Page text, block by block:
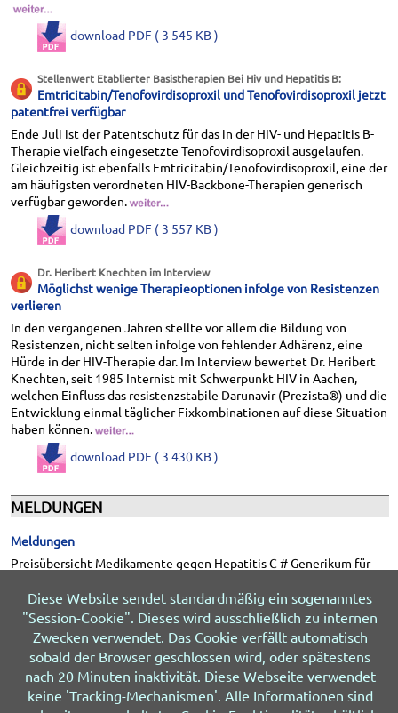
download PDF ( 3 545 KB )
Stellenwert Etablierter Basistherapien Bei Hiv und Hepatitis B:
Emtricitabin/Tenofovirdisoproxil und Tenofovirdisoproxil jetzt
patentfrei verfügbar
Ende Juli ist der Patentschutz für das in der HIV- und Hepatitis B-
Therapie vielfach eingesetzte Tenofovirdisoproxil ausgelaufen.
Gleichzeitig ist ebenfalls Emtricitabin/Tenofovirdisoproxil, eine der
am häufigsten verordneten HIV-Backbone-Therapien generisch
verfügbar geworden.
download PDF ( 3 557 KB )
Dr. Heribert Knechten im Interview
Möglichst wenige Therapieoptionen infolge von Resistenzen
verlieren
In den vergangenen Jahren stellte vor allem die Bildung von
Resistenzen, nicht selten infolge von fehlender Adhärenz, eine
Hürde in der HIV-Therapie dar. Im Interview bewertet Dr. Heribert
Knechten, seit 1985 Internist mit Schwerpunkt HIV in Aachen,
welchen Einfluss das resistenzstabile Darunavir (Prezista®) und die
Entwicklung einmal täglicher Fixkombinationen auf diese Situation
haben können.
download PDF ( 3 430 KB )
MELDUNGEN
Meldungen
Preisübersicht Medikamente gegen Hepatitis C # Generikum für
download PDF ( 4 212 KB )
© 2026 HIV&more Impressum
Datenschutz
Über uns
Sitemap Letzte Änderung 05.08.2026
Diese Website sendet standardmäßig ein sogenanntes
"Session-Cookie". Dieses wird ausschließlich zu internen
Zwecken verwendet. Das Cookie verfällt automatisch
sobald der Browser geschlossen wird, oder spätestens
nach 20 Minuten inaktivität. Diese Webseite verwendet
keine 'Tracking-Mechanismen'. Alle Informationen sind